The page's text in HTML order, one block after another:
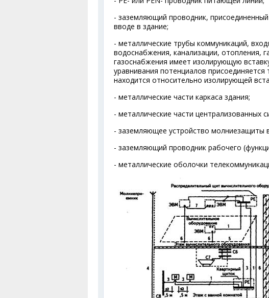
- заземляющий проводник,
вводе в здание;
- металлические трубы коммуникаций,
водоснабжения, канализации, отопления,
газоснабжения имеет изолирующую
уравнивания потенциалов
находится относительно изолирующей
- металлические части каркаса здания;
- металлические части централизованных
- заземляющее устройство молниезащиты
- заземляющий проводник рабочего
- металлические оболочки